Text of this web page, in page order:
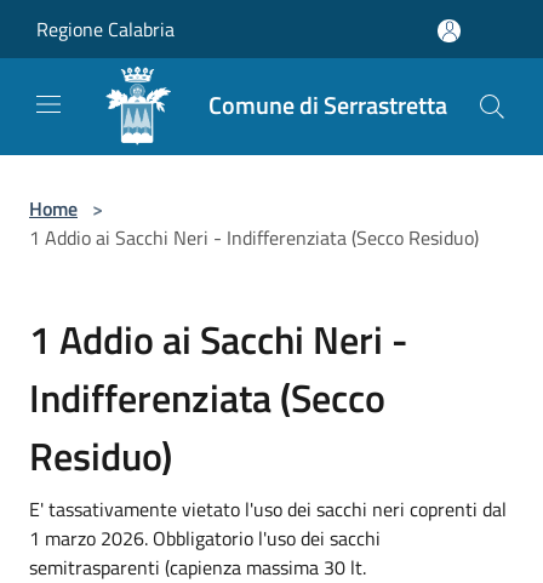
Regione Calabria
Comune di Serrastretta
Home >
1 Addio ai Sacchi Neri - Indifferenziata (Secco Residuo)
1 Addio ai Sacchi Neri -
Indifferenziata (Secco
Residuo)
E' tassativamente vietato l'uso dei sacchi neri coprenti dal
1 marzo 2026. Obbligatorio l'uso dei sacchi
semitrasparenti (capienza massima 30 lt.